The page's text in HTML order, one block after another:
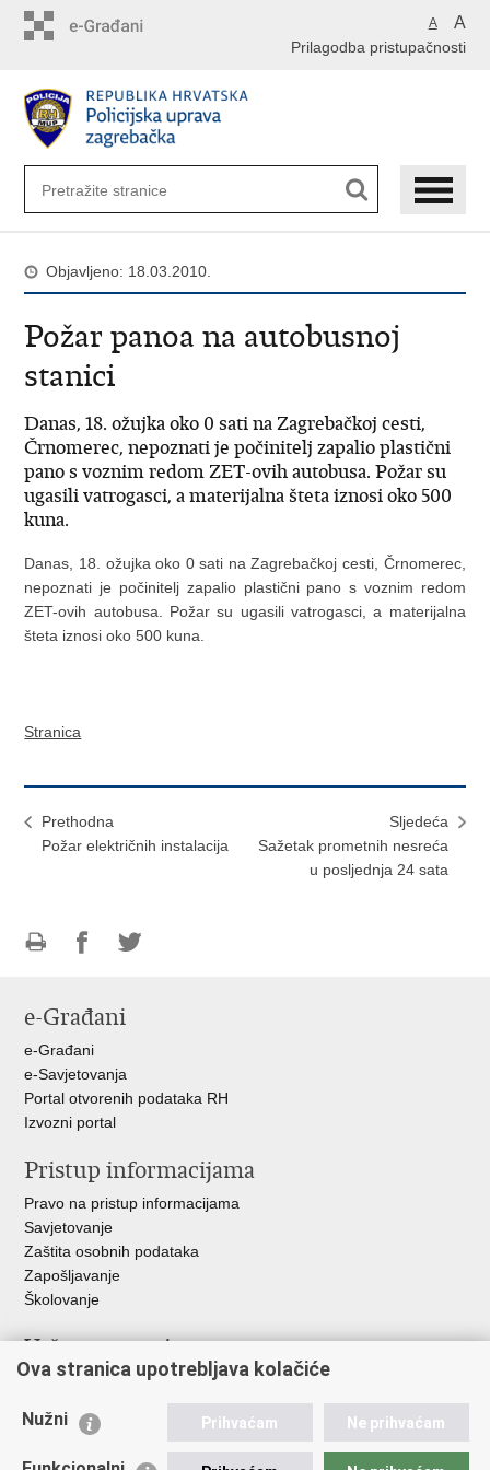
A A
Prilagodba pristupačnosti
Objavljeno: 18.03.2010.
Požar panoa na autobusnoj
stanici
Danas, 18. ožujka oko 0 sati na Zagrebačkoj cesti,
Črnomerec, nepoznati je počinitelj zapalio plastični
pano s voznim redom ZET-ovih autobusa. Požar su
ugasili vatrogasci, a materijalna šteta iznosi oko 500
kuna.
Danas, 18. ožujka oko 0 sati na Zagrebačkoj cesti, Črnomerec,
nepoznati je počinitelj zapalio plastični pano s voznim redom
ZET-ovih autobusa. Požar su ugasili vatrogasci, a materijalna
šteta iznosi oko 500 kuna.
Stranica
Prethodna
Požar električnih instalacija
Sljedeća
Sažetak prometnih nesreća
u posljednja 24 sata
FacebookuTwitteru
e-Građani
e-Građani
e-Savjetovanja
Portal otvorenih podataka RH
Izvozni portal
Pristup informacijama
Pravo na pristup informacijama
Savjetovanje
Zaštita osobnih podataka
Zapošljavanje
Školovanje
Važne poveznice
Ministarstvo unutarnjih poslova
Udruge
Ova stranica upotrebljava kolačiće
Nužni Prihvaćam Ne prihvaćam